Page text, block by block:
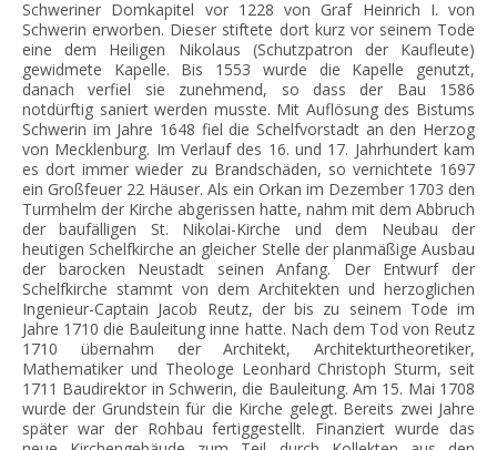
Schweriner Domkapitel vor 1228 von Graf Heinrich I. von
Schwerin erworben. Dieser stiftete dort kurz vor seinem Tode
eine dem Heiligen Nikolaus (Schutzpatron der Kaufleute)
gewidmete Kapelle. Bis 1553 wurde die Kapelle genutzt,
danach verfiel sie zunehmend, so dass der Bau 1586
notdürftig saniert werden musste. Mit Auflösung des Bistums
Schwerin im Jahre 1648 fiel die Schelfvorstadt an den Herzog
von Mecklenburg. Im Verlauf des 16. und 17. Jahrhundert kam
es dort immer wieder zu Brandschäden, so vernichtete 1697
ein Großfeuer 22 Häuser. Als ein Orkan im Dezember 1703 den
Turmhelm der Kirche abgerissen hatte, nahm mit dem Abbruch
der baufälligen St. Nikolai-Kirche und dem Neubau der
heutigen Schelfkirche an gleicher Stelle der planmäßige Ausbau
der barocken Neustadt seinen Anfang. Der Entwurf der
Schelfkirche stammt von dem Architekten und herzoglichen
Ingenieur-Captain Jacob Reutz, der bis zu seinem Tode im
Jahre 1710 die Bauleitung inne hatte. Nach dem Tod von Reutz
1710 übernahm der Architekt, Architekturtheoretiker,
Mathematiker und Theologe Leonhard Christoph Sturm, seit
1711 Baudirektor in Schwerin, die Bauleitung. Am 15. Mai 1708
wurde der Grundstein für die Kirche gelegt. Bereits zwei Jahre
später war der Rohbau fertiggestellt. Finanziert wurde das